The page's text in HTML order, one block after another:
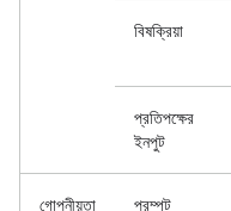
বিষক্রিয়া
প্রতিপক্ষের
ইনপুট
গোপনীয়তা
প্রম্পট